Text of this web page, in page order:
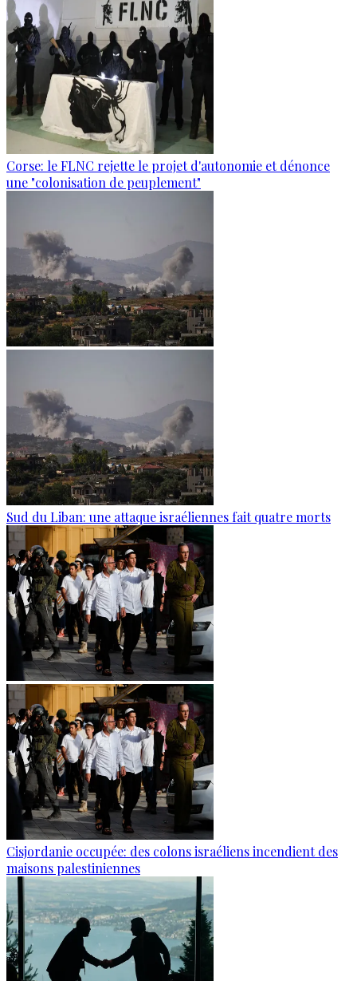
Corse: le FLNC rejette le projet d'autonomie et dénonce
une "colonisation de peuplement"
Sud du Liban: une attaque israéliennes fait quatre morts
Cisjordanie occupée: des colons israéliens incendient des
maisons palestiniennes